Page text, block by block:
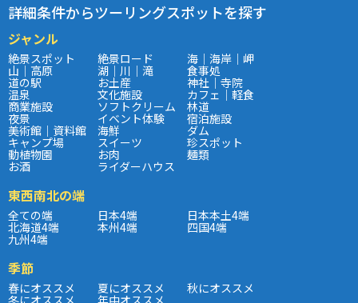
詳細条件からツーリングスポットを探す
ジャンル
絶景スポット 絶景ロード 海｜海岸｜岬
山｜高原 湖｜川｜滝 食事処
道の駅 お土産 神社｜寺院
温泉 文化施設 カフェ｜軽食
商業施設 ソフトクリーム 林道
夜景 イベント体験 宿泊施設
美術館｜資料館 海鮮 ダム
キャンプ場 スイーツ 珍スポット
動植物園 お肉 麺類
お酒 ライダーハウス
東西南北の端
全ての端 日本4端 日本本土4端
北海道4端 本州4端 四国4端
九州4端
季節
春にオススメ 夏にオススメ 秋にオススメ
冬にオススメ 年中オススメ